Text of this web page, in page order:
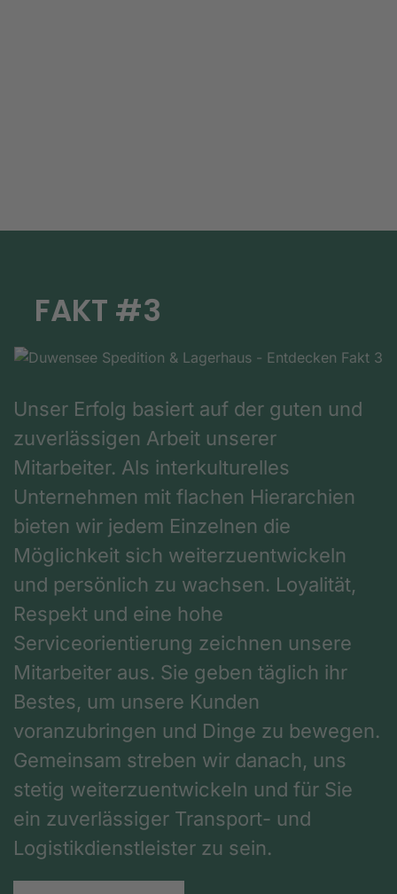
FAKT #3
Unser Erfolg basiert auf der guten und
zuverlässigen Arbeit unserer
Mitarbeiter. Als interkulturelles
Unternehmen mit flachen Hierarchien
bieten wir jedem Einzelnen die
Möglichkeit sich weiterzuentwickeln
und persönlich zu wachsen. Loyalität,
Respekt und eine hohe
Serviceorientierung zeichnen unsere
Mitarbeiter aus. Sie geben täglich ihr
Bestes, um unsere Kunden
voranzubringen und Dinge zu bewegen.
Gemeinsam streben wir danach, uns
stetig weiterzuentwickeln und für Sie
ein zuverlässiger Transport- und
Logistikdienstleister zu sein.